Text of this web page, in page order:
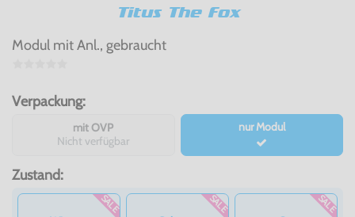
Titus The Fox
Modul mit Anl., gebraucht
Verpackung:
mit OVP
Nicht verfügbar
nur Modul
Zustand:
SALE SALE SALE